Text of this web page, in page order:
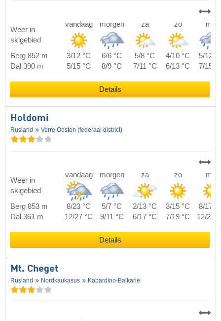
Weer in
skigebied
vandaag morgen za zo ma
Berg 852 m 3/12 °C 6/6 °C 5/8 °C 4/10 °C
5/12
Dal 390 m
5/15 °C 8/9 °C 7/11 °C 6/13 °C 7/15
Details
Holdomi
Rusland Verre Oosten (federaal district)
Weer in
skigebied
vandaag morgen za zo ma
Berg 853 m 8/23 °C 5/7 °C 2/13 °C 3/15 °C
8/17
Dal 361 m
12/27 °C 9/11 °C 6/17 °C 7/19 °C 12/21
Details
Mt. Cheget
Rusland Nordkaukasus Kabardino-Balkarië